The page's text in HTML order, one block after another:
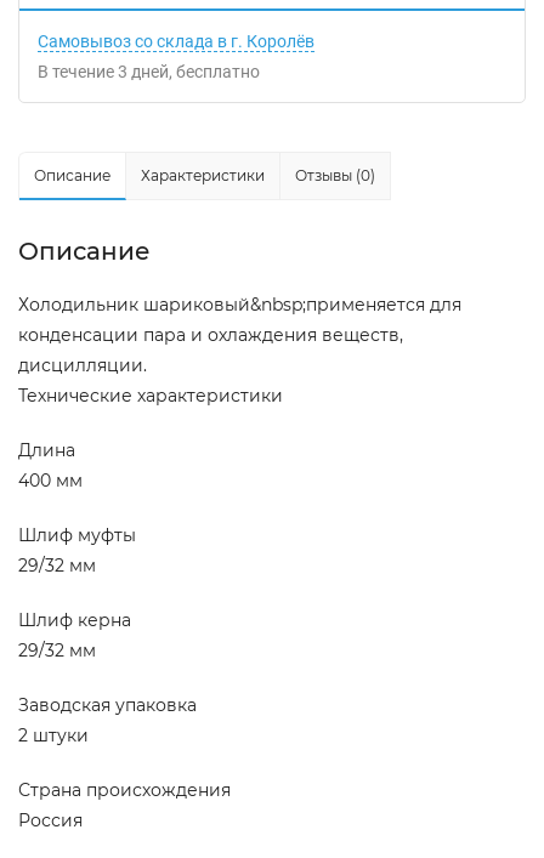
Самовывоз со склада в г. Королёв
В течение3 дней Бесплатно
Описание Характеристики Отзывы (0)
Описание
Холодильник шариковый&nbsp;применяется для
конденсации пара и охлаждения веществ,
дисцилляции.
Технические характеристики
Длина
400 мм
Шлиф муфты
29/32 мм
Шлиф керна
29/32 мм
Заводская упаковка
2 штуки
Страна происхождения
Россия